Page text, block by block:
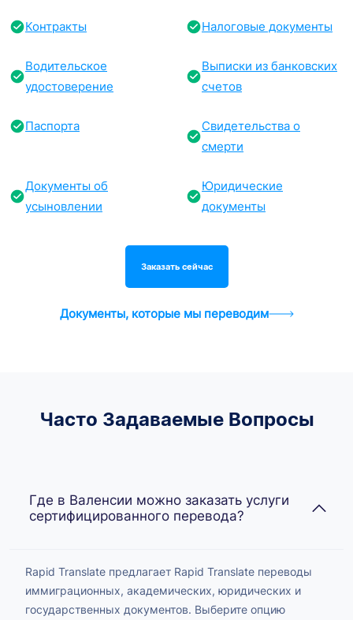
Контракты Налоговые документы
Водительское
удостоверение
Выписки из банковских
счетов
Паспорта
Свидетельства о
смерти
Документы об
усыновлении
Юридические
документы
Заказать сейчас
Документы, которые мы переводим
Часто Задаваемые Вопросы
Где в Валенсии можно заказать услуги
сертифицированного перевода?
Rapid Translate предлагает Rapid Translate переводы
иммиграционных, академических, юридических и
государственных документов. Выберите опцию